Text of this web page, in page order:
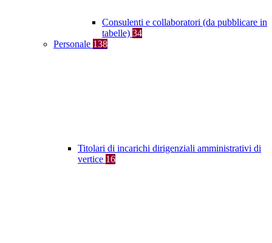
Consulenti e collaboratori (da pubblicare in
tabelle) 34
Personale 138
Titolari di incarichi dirigenziali amministrativi di
vertice 16